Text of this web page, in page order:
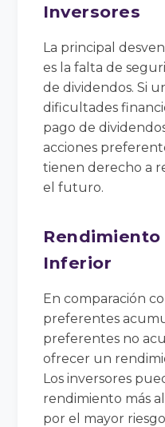
Inversores
La principal
es la falta de
de dividendos. Si
dificultades
pago de
acciones
tienen derecho a
el futuro.
Inferior
En comparación
preferentes
preferentes no
ofrecer un
Los inversores
rendimiento más
por el mayor